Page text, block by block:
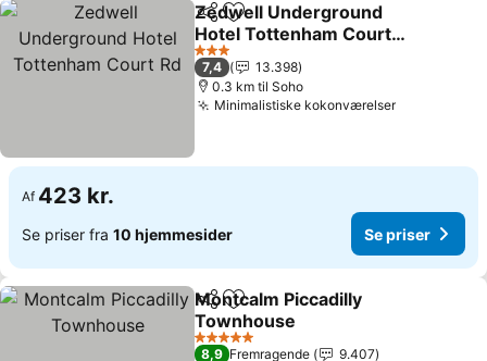
Del Føj til favoritter
Zedwell Underground
Hotel Tottenham Court
Rd
3 Stjerner
7,4
13.398
0.3 km til Soho
Minimalistiske kokonværelser
Af 423 kr.
Se priser fra 10 hjemmesider Se priser
Del Føj til favoritter
Montcalm Piccadilly
Townhouse
5 Stjerner
8,9 Fremragende
9.407